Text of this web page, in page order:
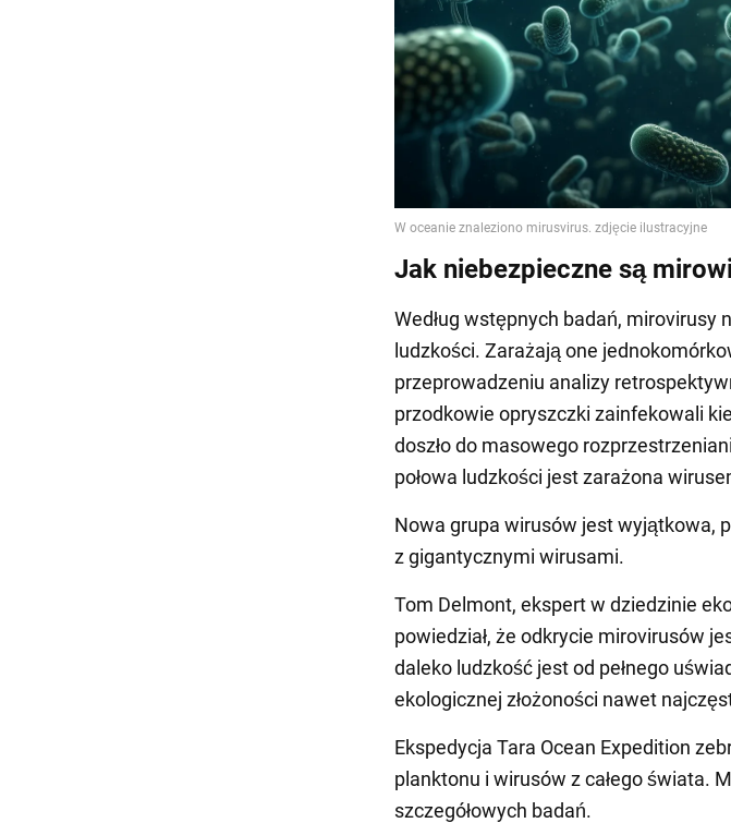
Jak niebezpieczne są
Według wstępnych badań, mirovirusy
ludzkości. Zarażają one
przeprowadzeniu analizy
przodkowie opryszczki zainfekowali
doszło do masowego
połowa ludzkości jest zarażona
Nowa grupa wirusów jest wyjątkowa,
z gigantycznymi wirusami.
Tom Delmont, ekspert w dziedzinie
powiedział, że odkrycie mirovirusów
daleko ludzkość jest od pełnego
ekologicznej złożoności nawet
Ekspedycja Tara Ocean Expedition
planktonu i wirusów z całego świata.
szczegółowych badań.